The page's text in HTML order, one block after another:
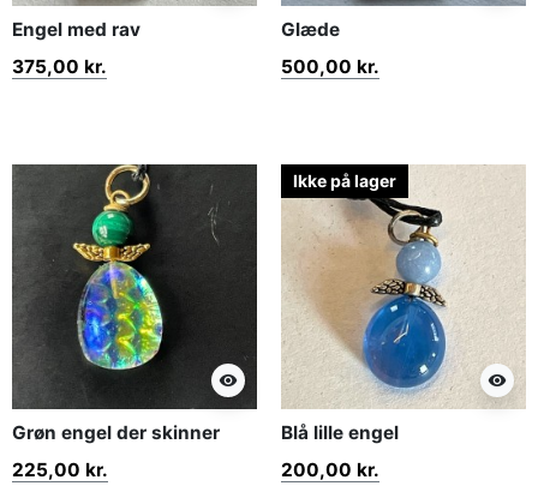
Engel med rav
375,00 kr.
Glæde
500,00 kr.
visibility
Grøn engel der skinner
225,00 kr.
Ikke på lager
visibility
Blå lille engel
200,00 kr.